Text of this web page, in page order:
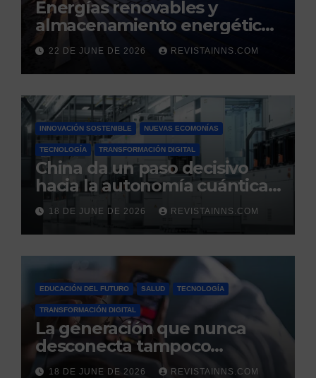
Energías renovables y
almacenamiento energético:
la nueva columna vertebral
de la estabilidad del sistema
eléctrico español
22 DE JUNE DE 2026 REVISTAINNS.COM
INNOVACIÓN SOSTENIBLE NUEVAS ECOMONÍAS
TECNOLOGÍA TRANSFORMACIÓN DIGITAL
China da un paso decisivo
hacia la autonomía cuántica:
produce por primera vez el
silicio ultrapuro que sus
competidores controlaban
18 DE JUNE DE 2026 REVISTAINNS.COM
EDUCACIÓN DEL FUTURO SALUD TECNOLOGÍA
TRANSFORMACIÓN DIGITAL
La generación que nunca
desconecta tampoco
duerme
18 DE JUNE DE 2026 REVISTAINNS.COM